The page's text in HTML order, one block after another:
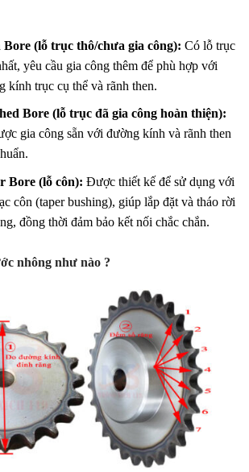
Bore (lỗ trục thô/chưa gia công): Có lỗ trục
yêu cầu gia công thêm để phù hợp với
kính trục cụ thể và rãnh then.
Bore (lỗ trục đã gia công hoàn thiện):
gia công sẵn với đường kính và rãnh then
Bore (lỗ côn): Được thiết kế để sử dụng với
côn (taper bushing), giúp lắp đặt và tháo rời
đồng thời đảm bảo kết nối chắc chắn.
nhông như nào ?